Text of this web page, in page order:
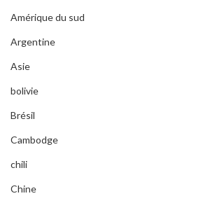
Amérique du sud
Argentine
Asie
bolivie
Brésil
Cambodge
chili
Chine